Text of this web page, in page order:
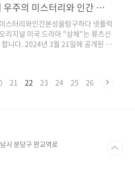
현으로 여러 가지 의미를 담고 있다
에서는 인물과 사건 가운데 무엇을
제목의 의미가 달라집니다. 살인자
의난감, 살인자오난감 등 다양한 해
o난감 등장인물 소개 이탕(최우식):
넷플릭스 드라마 삼체 우주의 미스터리와 인간 본성을 탐구하다
스터리와인간본성을탐구하다 넷플릭
리지널 미국 드라마 "삼체"는 류츠신
니다. 2024년 3월 21일에 공개된 이
한 데이비드 베니오프와 D.B. 와이
고 실존적 위협이 드러나기 시작하는
21 22 23 24 25 26
시 분당구 판교역로